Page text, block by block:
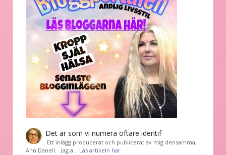
Det är som vi numera oftare identif
͏ Ett inlägg producerat och publicerat av mig densamma,
Ann Danell. Jag ä… Läs artikeln här